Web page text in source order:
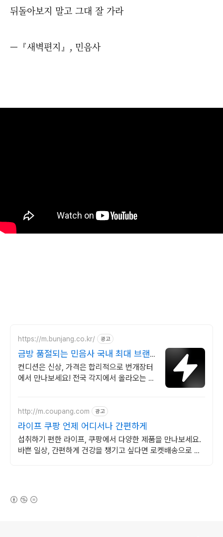
뒤돌아보지 말고 그대 잘 가라
—『새벽편지』, 민음사
https://m.bunjang.co.kr/ 광고
금방 품절되는 민음사 국내 최대 브랜
드 중고거래
컨디션은 신상, 가격은 합리적으로 번개장터
에서 만나보세요! 전국 각지에서 올라오는 전
http://m.coupang.com 광고
라이프 쿠팡 언제 어디서나 간편하게
섭취하기 편한 라이프, 쿠팡에서 다양한 제품을 만나보세요.
바쁜 일상, 간편하게 건강을 챙기고 싶다면 로켓배송으로 받